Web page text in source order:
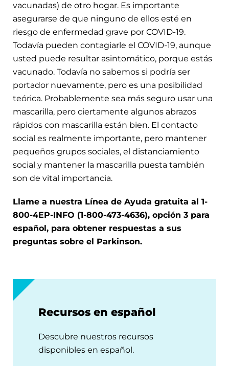
vacunadas) de otro hogar. Es importante
asegurarse de que ninguno de ellos esté en
riesgo de enfermedad grave por COVID-19.
Todavía pueden contagiarle el COVID-19, aunque
usted puede resultar asintomático, porque estás
vacunado. Todavía no sabemos si podría ser
portador nuevamente, pero es una posibilidad
teórica. Probablemente sea más seguro usar una
mascarilla, pero ciertamente algunos abrazos
rápidos con mascarilla están bien. El contacto
social es realmente importante, pero mantener
pequeños grupos sociales, el distanciamiento
social y mantener la mascarilla puesta también
son de vital importancia.
Llame a nuestra Línea de Ayuda gratuita al 1-
800-4EP-INFO (1-800-473-4636), opción 3 para
español, para obtener respuestas a sus
preguntas sobre el Parkinson.
Recursos en español
Descubre nuestros recursos
disponibles en español.